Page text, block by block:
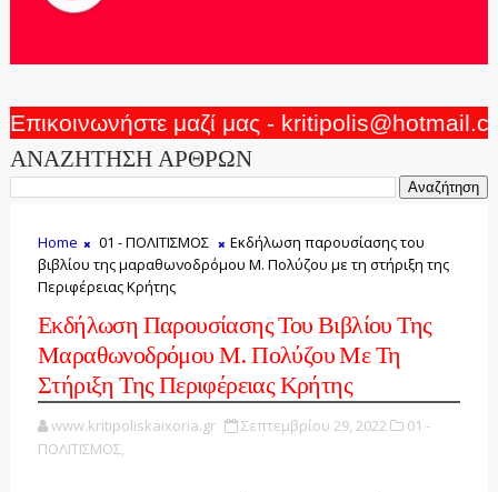
Επικοινωνήστε μαζί μας -
ΑΝΑΖΗΤΗΣΗ ΑΡΘΡΩΝ
Home 01 - ΠΟΛΙΤΙΣΜΟΣ
Εκδήλωση παρουσίασης του
βιβλίου της μαραθωνοδρόμου Μ. Πολύζου με τη στήριξη της
Περιφέρειας Κρήτης
Εκδήλωση Παρουσίασης Του Βιβλίου Της
Μαραθωνοδρόμου Μ. Πολύζου Με Τη
Στήριξη Της Περιφέρειας Κρήτης
www.kritipoliskaixoria.gr Σεπτεμβρίου 29, 2022
01 -
ΠΟΛΙΤΙΣΜΟΣ,